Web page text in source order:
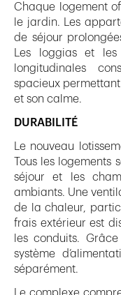
Chaque logement
le jardin. Les
de séjour
Les loggias et
longitudinales
spacieux
et son calme.
DURABILITÉ
Le nouveau
Tous les logements
séjour et les
ambiants. Une
de la chaleur,
frais extérieur est
les conduits.
système
séparément.
Le complexe